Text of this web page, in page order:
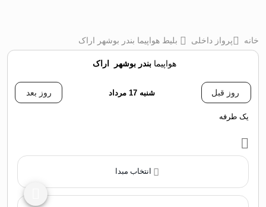
خانه پرواز داخلی بلیط هواپیما بندر بوشهر اراک
هواپیمابندر بوشهر اراک
روز قبل شنبه 17 مرداد روز بعد
یک طرفه
انتخاب مبدا